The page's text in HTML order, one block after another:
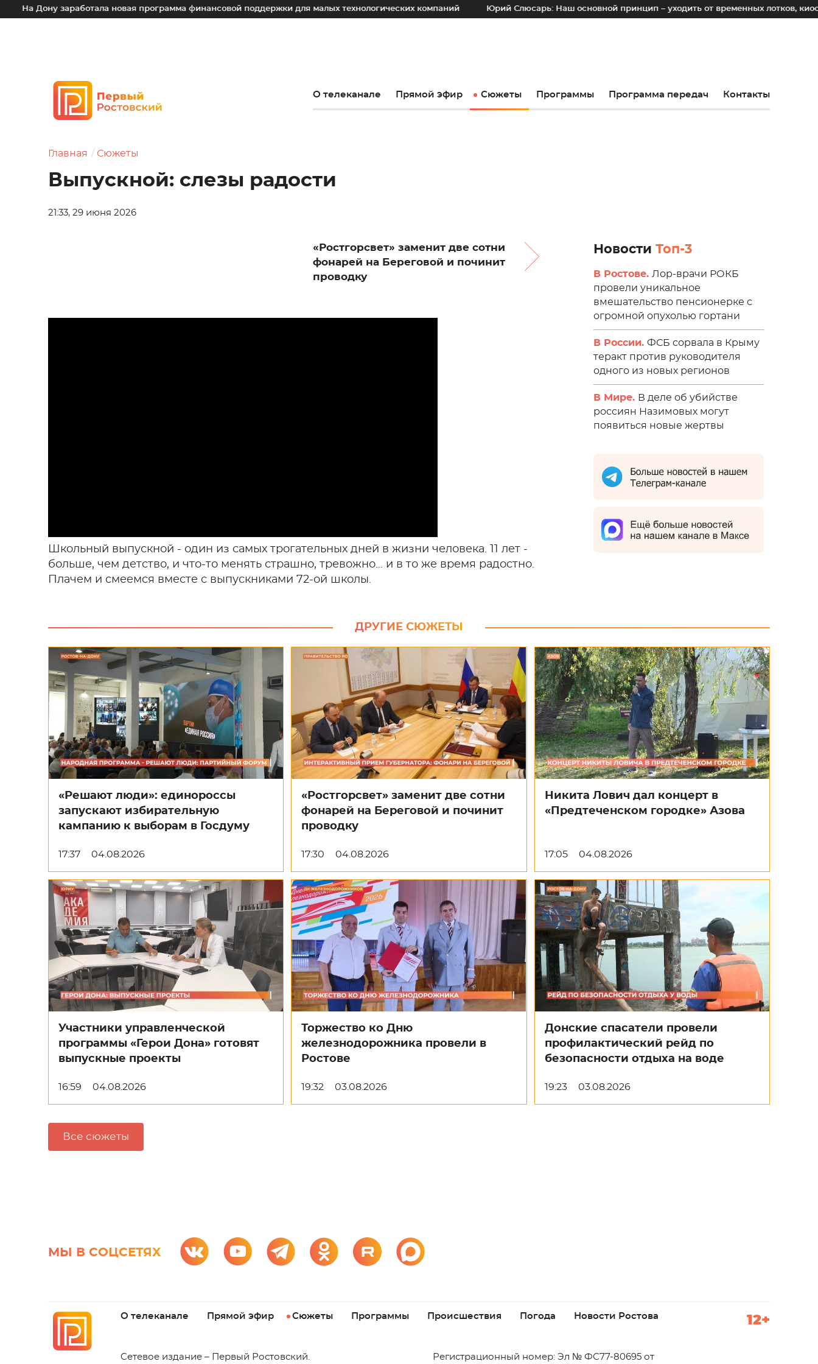
заработала новая программа финансовой поддержки для малых технологических компаний Юрий Слюсарь: Наш основной принцип – уходить от временных лотков, киосков и
О телеканале Прямой эфир Сюжеты Программы Программа передач Контакты
Главная Сюжеты
Выпускной: слезы радости
21:33, 29 июня 2026
«Ростгорсвет» заменит две сотни
фонарей на Береговой и починит
проводку
Школьный выпускной - один из самых трогательных дней в жизни человека. 11 лет -
больше, чем детство, и что-то менять страшно, тревожно… и в то же время радостно.
Плачем и смеемся вместе с выпускниками 72-ой школы.
Новости Топ-3
В Ростове. Лор-врачи РОКБ
провели уникальное
вмешательство пенсионерке с
огромной опухолью гортани
В России. ФСБ сорвала в Крыму
теракт против руководителя
одного из новых регионов
В Мире. В деле об убийстве
россиян Назимовых могут
появиться новые жертвы
ДРУГИЕ СЮЖЕТЫ
«Решают люди»: единороссы
запускают избирательную
кампанию к выборам в Госдуму
17:37 04.08.2026
«Ростгорсвет» заменит две сотни
фонарей на Береговой и починит
проводку
17:30 04.08.2026
Никита Лович дал концерт в
«Предтеченском городке» Азова
17:05 04.08.2026
Участники управленческой
программы «Герои Дона» готовят
выпускные проекты
16:59 04.08.2026
Торжество ко Дню
железнодорожника провели в
Ростове
19:32 03.08.2026
Донские спасатели провели
профилактический рейд по
безопасности отдыха на воде
19:23 03.08.2026
Все сюжеты
МЫ В СОЦСЕТЯХ
О телеканале Прямой эфир Сюжеты Программы Происшествия Погода Новости Ростова 12+
Cетевое издание – Первый Ростовский. Регистрационный номер: Эл № ФС77-80695 от